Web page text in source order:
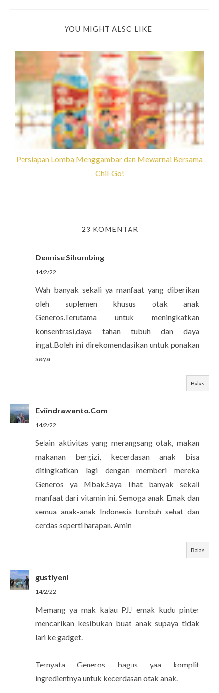
YOU MIGHT ALSO LIKE:
Persiapan Lomba Menggambar dan Mewarnai Bersama
Chil-Go!
23 KOMENTAR
Dennise Sihombing
14/2/22
Wah banyak sekali ya manfaat yang diberikan
oleh suplemen khusus otak anak
Generos.Terutama untuk meningkatkan
konsentrasi,daya tahan tubuh dan daya
ingat.Boleh ini direkomendasikan untuk ponakan
saya
Balas
Eviindrawanto.Com
14/2/22
Selain aktivitas yang merangsang otak, makan
makanan bergizi, kecerdasan anak bisa
ditingkatkan lagi dengan memberi mereka
Generos ya Mbak.Saya lihat banyak sekali
manfaat dari vitamin ini. Semoga anak Emak dan
semua anak-anak Indonesia tumbuh sehat dan
cerdas seperti harapan. Amin
Balas
gustiyeni
14/2/22
Memang ya mak kalau PJJ emak kudu pinter
mencarikan kesibukan buat anak supaya tidak
lari ke gadget.
Ternyata Generos bagus yaa komplit
ingredientnya untuk kecerdasan otak anak.